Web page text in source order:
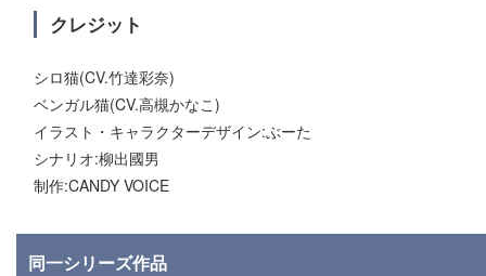
クレジット
シロ猫(CV.竹達彩奈)
ベンガル猫(CV.高槻かなこ)
イラスト・キャラクターデザイン:ぶーた
シナリオ:柳出國男
制作:CANDY VOICE
同一シリーズ作品